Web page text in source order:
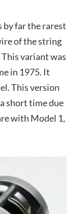
by far the rarest
of the string
variant was
in 1975. It
This version
short time due
with Model 1,